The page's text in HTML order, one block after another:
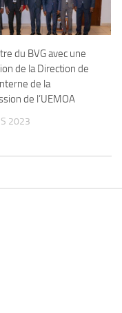
du BVG avec une
de la Direction de
de la
de l’UEMOA
2023